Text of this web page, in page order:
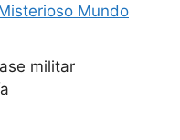
Mundo
militar